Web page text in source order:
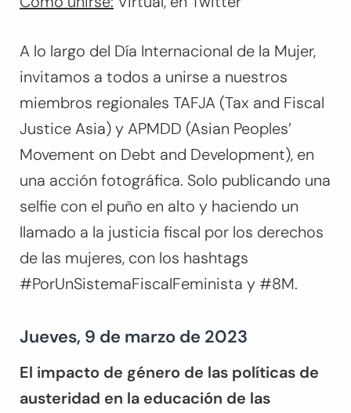
A lo largo del Día Internacional de la Mujer,
invitamos a todos a unirse a nuestros
miembros regionales TAFJA (Tax and Fiscal
Justice Asia) y APMDD (Asian Peoples’
Movement on Debt and Development), en
una acción fotográfica. Solo publicando una
selfie con el puño en alto y haciendo un
llamado a la justicia fiscal por los derechos
de las mujeres, con los hashtags
#PorUnSistemaFiscalFeminista y #8M.
Jueves, 9 de marzo de 2023
El impacto de género de las políticas de
austeridad en la educación de las